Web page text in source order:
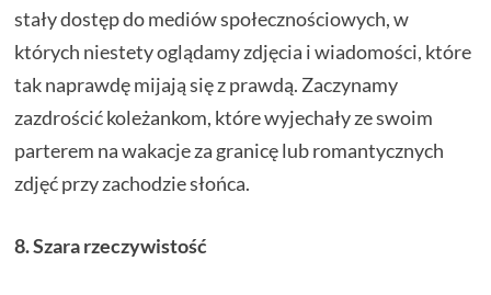
stały dostęp do mediów społecznościowych, w
których niestety oglądamy zdjęcia i wiadomości, które
tak naprawdę mijają się z prawdą. Zaczynamy
zazdrościć koleżankom, które wyjechały ze swoim
parterem na wakacje za granicę lub romantycznych
zdjęć przy zachodzie słońca.
8. Szara rzeczywistość